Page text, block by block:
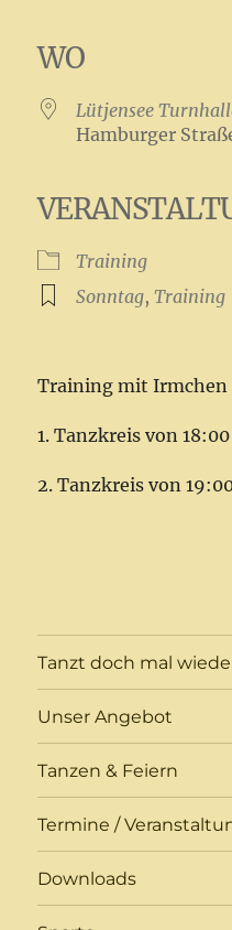
WO
Lütjensee
Hamburger
Training
Sonntag,Training
Training mit Irmchen
1. Tanzkreis von
2. Tanzkreis von
Tanzt doch mal
Unser Angebot
Tanzen & Feiern
Termine /
Downloads